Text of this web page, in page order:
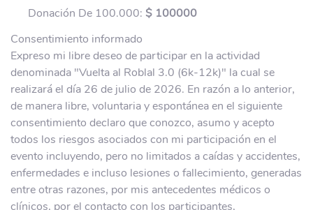
Donación De 100.000: $ 100000
Consentimiento informado
Expreso mi libre deseo de participar en la actividad
denominada "Vuelta al Roblal 3.0 (6k-12k)" la cual se
realizará el día 26 de julio de 2026. En razón a lo anterior,
de manera libre, voluntaria y espontánea en el siguiente
consentimiento declaro que conozco, asumo y acepto
todos los riesgos asociados con mi participación en el
evento incluyendo, pero no limitados a caídas y accidentes,
enfermedades e incluso lesiones o fallecimiento, generadas
entre otras razones, por mis antecedentes médicos o
clínicos, por el contacto con los participantes,